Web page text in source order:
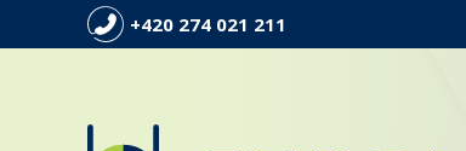
+420 274 021 211